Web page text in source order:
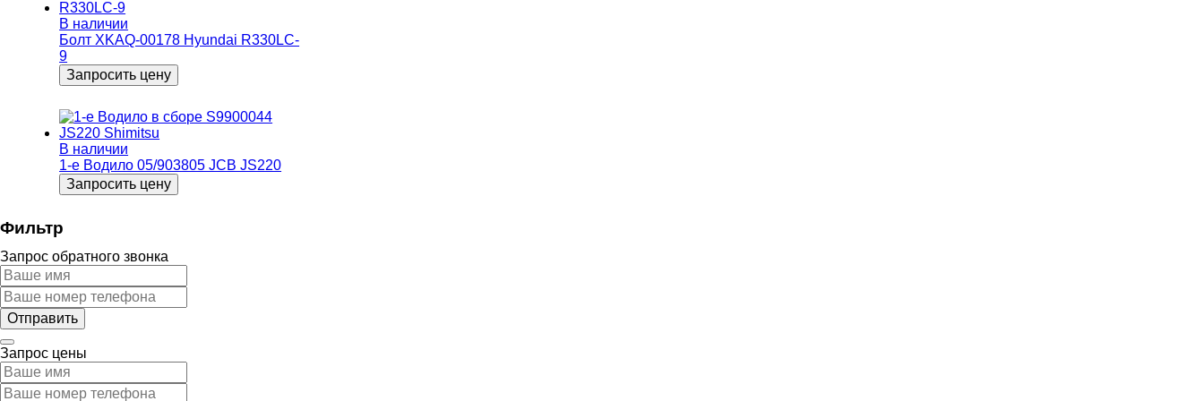
В наличии
Болт XKAQ-00178 Hyundai R330LC-
9
Запросить цену
В наличии
1-е Водило 05/903805 JCB JS220
Запросить цену
Фильтр
Запрос обратного звонка
Запрос цены